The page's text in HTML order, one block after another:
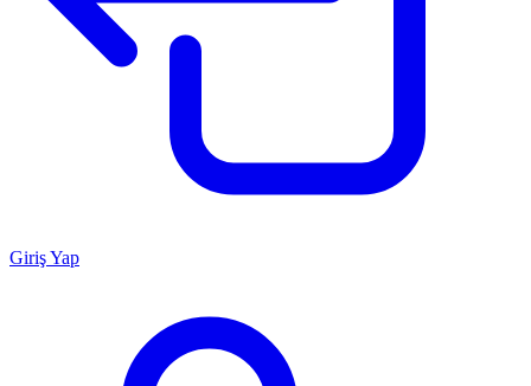
Giriş Yap